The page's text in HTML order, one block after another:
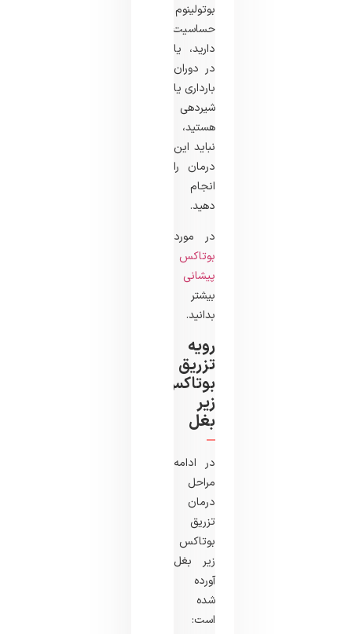
بوتولینوم
حساسیت
دارید، یا
در دوران
بارداری یا
شیردهی
هستید،
نباید این
درمان را
انجام
دهید.
در مورد
بوتاکس
پیشانی
بیشتر
بدانید.
رویه
تزریق
بوتاکس
زیر
بغل
در ادامه
مراحل
درمان
تزریق
بوتاکس
زیر بغل
آورده
شده
است: